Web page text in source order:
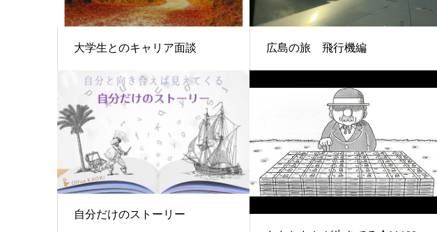
大学生とのキャリア面談 広島の旅 飛行機編
自分だけのストーリー